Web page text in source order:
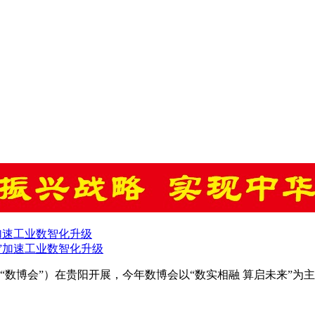
工业数智化升级
数博会”）在贵阳开展，今年数博会以“数实相融 算启未来”